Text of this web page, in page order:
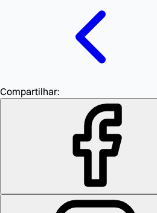
Compartilhar: